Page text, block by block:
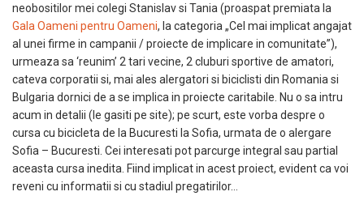
neobositilor mei colegi Stanislav si Tania (proaspat premiata la
Gala Oameni pentru Oameni, la categoria „Cel mai implicat angajat
al unei firme in campanii / proiecte de implicare in comunitate”),
urmeaza sa ‘reunim’ 2 tari vecine, 2 cluburi sportive de amatori,
cateva corporatii si, mai ales alergatori si biciclisti din Romania si
Bulgaria dornici de a se implica in proiecte caritabile. Nu o sa intru
acum in detalii (le gasiti pe site); pe scurt, este vorba despre o
cursa cu bicicleta de la Bucuresti la Sofia, urmata de o alergare
Sofia – Bucuresti. Cei interesati pot parcurge integral sau partial
aceasta cursa inedita. Fiind implicat in acest proiect, evident ca voi
reveni cu informatii si cu stadiul pregatirilor…